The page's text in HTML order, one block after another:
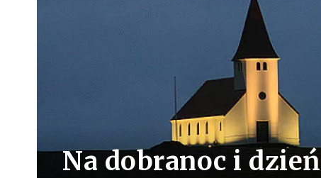
Na dobranoc i